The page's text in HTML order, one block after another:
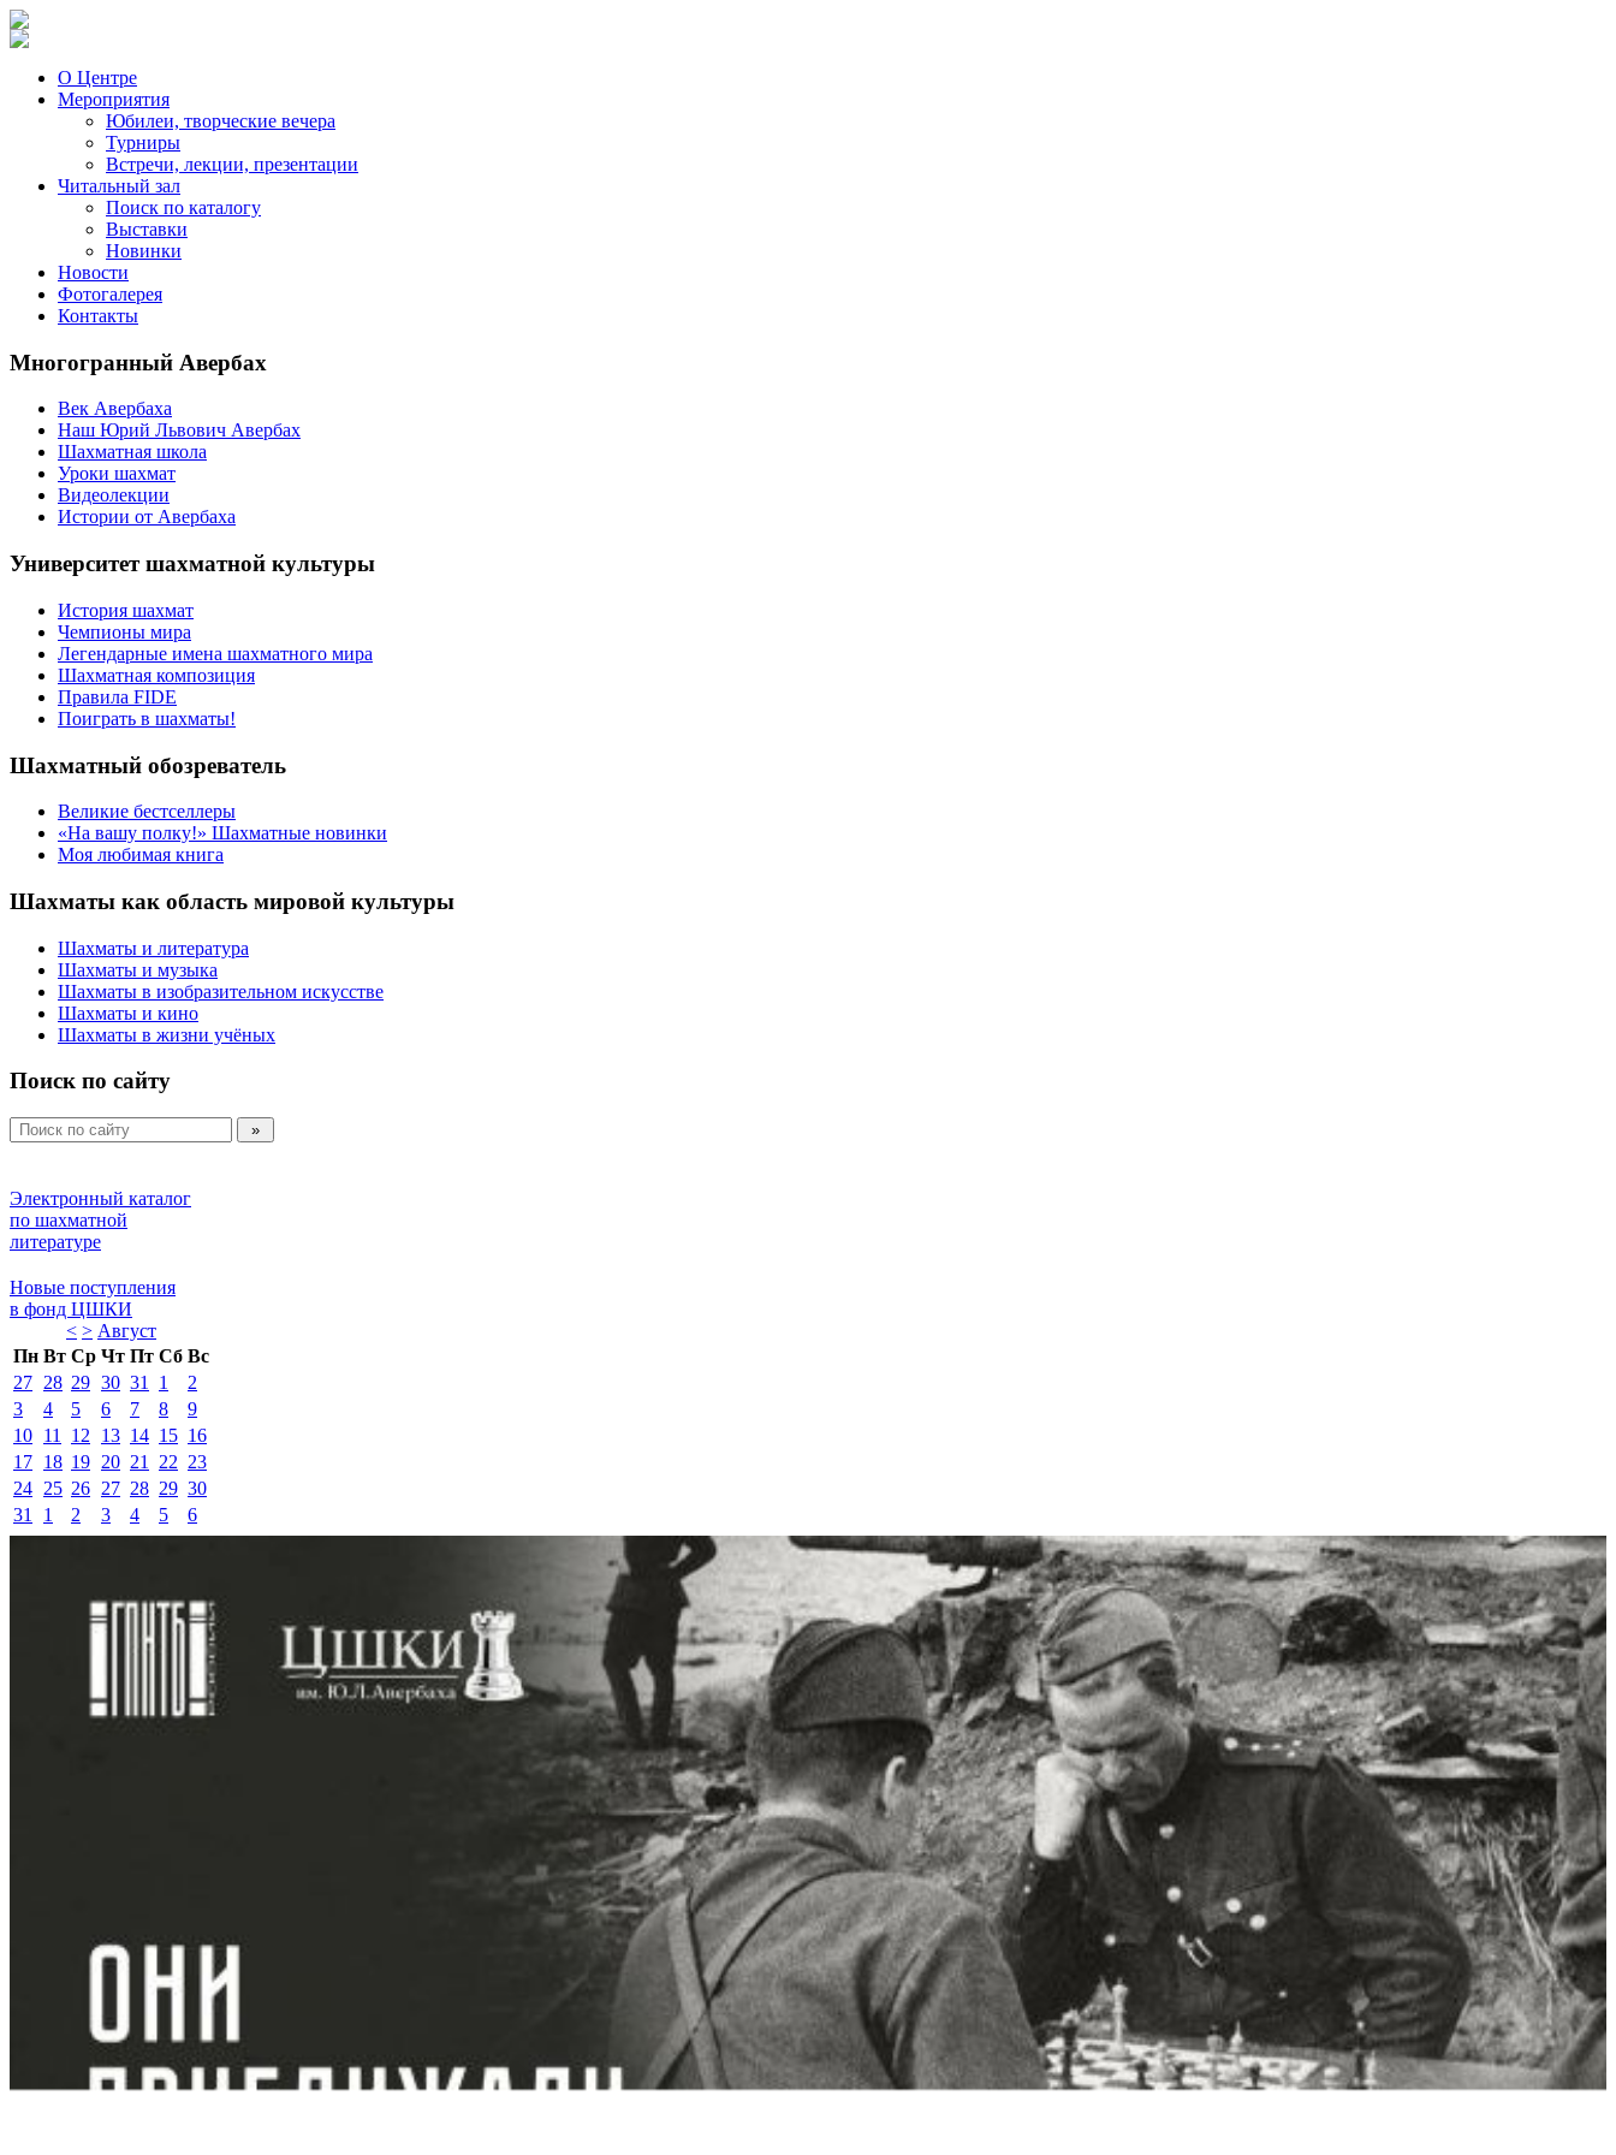
О Центре
Мероприятия
Юбилеи, творческие вечера
Турниры
Встречи, лекции, презентации
Читальный зал
Поиск по каталогу
Выставки
Новинки
Новости
Фотогалерея
Контакты
Многогранный Авербах
Век Авербаха
Наш Юрий Львович Авербах
Шахматная школа
Уроки шахмат
Видеолекции
Истории от Авербаха
Университет шахматной культуры
История шахмат
Чемпионы мира
Легендарные имена шахматного мира
Шахматная композиция
Правила FIDE
Поиграть в шахматы!
Шахматный обозреватель
Великие бестселлеры
«На вашу полку!» Шахматные новинки
Моя любимая книга
Шахматы как область мировой культуры
Шахматы и литература
Шахматы и музыка
Шахматы в изобразительном искусстве
Шахматы и кино
Шахматы в жизни учёных
Поиск по сайту
Электронный каталог
по шахматной
литературе
Новые поступления
в фонд ЦШКИ
< > Август
Пн Вт Ср Чт Пт Сб Вс
27 28 29 30 31 1
2
3
4 5 6 7 8
9
10 11 12 13 14 15 16
17 18 19 20 21 22 23
24 25 26 27 28 29 30
31
1 2 3 4 5 6